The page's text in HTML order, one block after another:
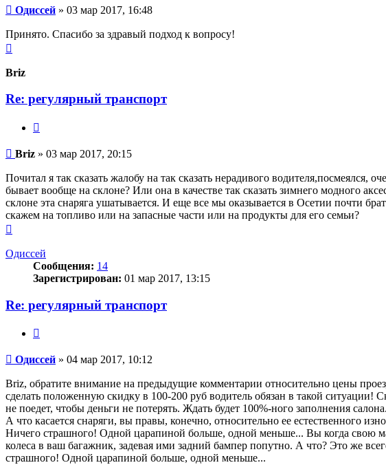
Сообщение
Одиссей » 03 мар 2017, 16:48
Принято. Спасибо за здравый подход к вопросу!
началу
Briz
Re: регулярный транспорт
Сообщение
Briz » 03 мар 2017, 20:15
Почитал я так сказать жалобу на так сказать нерадивого
бывает вообще на склоне? Или она в качестве так сказать зимнего модного
склоне эта снаряга ушатывается. И еще все мы оказывается в Осетии почти
скажем на топливо или на запасные части или на продукты для его семьи?
началу
Одиссей
Сообщения: 14
Зарегистрирован: 01 мар 2017, 13:15
Re: регулярный транспорт
Сообщение
Одиссей » 04 мар 2017, 10:12
Briz, обратите внимание на предыдущие комментарии относительно цены
сделать положенную скидку в 100-200 руб водитель обязан в такой ситуации!
не поедет, чтобы деньги не потерять. Ждать будет 100%-ного заполнения салона.
А что касается снаряги, вы правы, конечно, относительно ее естественного
Ничего страшного! Одной царапиной больше, одной меньше... Вы когда свою
колеса в ваш багажник, задевая ими задний бампер попутно. А что? Это же
страшного! Одной царапиной больше, одной меньше...